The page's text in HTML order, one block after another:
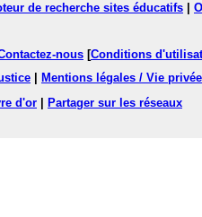
de recherche sites éducatifs
nous [Conditions
Mentions légales / Vie privée
d'or Partager sur les réseaux